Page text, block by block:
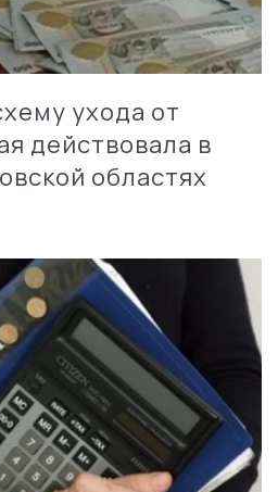
ухода от
действовала в
областях